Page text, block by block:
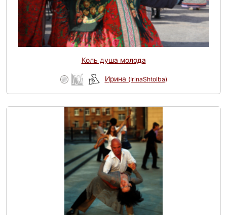
Коль душа молода
Ирина (IrinaShtolba)